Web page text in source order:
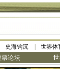
史海钩沉 世界体
票论坛